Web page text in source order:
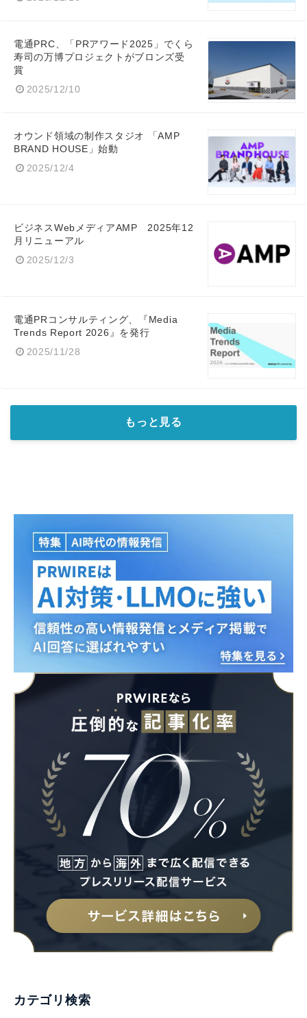
電通PRC、「PRアワード2025」でくら
寿司の万博プロジェクトがブロンズ受
賞
2025/12/10
オウンド領域の制作スタジオ 「AMP
BRAND HOUSE」始動
2025/12/4
ビジネスWebメディアAMP 2025年12
月リニューアル
2025/12/3
電通PRコンサルティング、『Media
Trends Report 2026』を発行
2025/11/28
もっと見る
カテゴリ検索